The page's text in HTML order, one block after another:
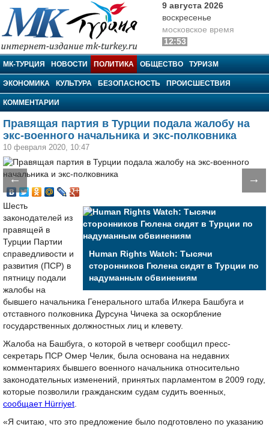
МК-Турция
9 августа 2026
воскресенье
московское время
12:53
МК-ТУРЦИЯ НОВОСТИ ПОЛИТИКА ОБЩЕСТВО ТУРИЗМ
ЭКОНОМИКА КУЛЬТУРА БЕЗОПАСНОСТЬ ПРОИСШЕСТВИЯ
КОММЕНТАРИИ
Правящая партия в Турции подала жалобу на
экс-военного начальника и экс-полковника
10 февраля 2020, 10:47
← →
Human Rights Watch: Тысячи
сторонников Гюлена сидят в Турции по
надуманным обвинениям
Шесть
законодателей из
правящей в
Турции Партии
справедливости и
развития (ПСР) в
пятницу подали
жалобы на
бывшего начальника Генерального штаба Илкера Башбуга и
отставного полковника Дурсуна Чичека за оскорбление
государственных должностных лиц и клевету.
Жалоба на Башбуга, о которой в четверг сообщил пресс-
секретарь ПСР Омер Челик, была основана на недавних
комментариях бывшего военного начальника относительно
законодательных изменений, принятых парламентом в 2009 году,
которые позволили гражданским судам судить военных,
сообщает Hürriyet.
«Я считаю, что это предложение было подготовлено по указанию